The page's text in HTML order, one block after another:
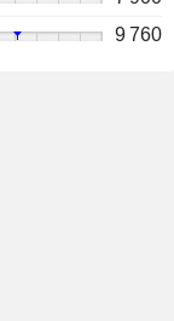
9 760